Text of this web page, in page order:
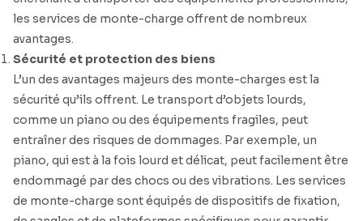
les services de monte-charge offrent de nombreux
avantages.
Sécurité et protection des biens
L’un des avantages majeurs des monte-charges est la
sécurité qu’ils offrent. Le transport d’objets lourds,
comme un piano ou des équipements fragiles, peut
entraîner des risques de dommages. Par exemple, un
piano, qui est à la fois lourd et délicat, peut facilement être
endommagé par des chocs ou des vibrations. Les services
de monte-charge sont équipés de dispositifs de fixation,